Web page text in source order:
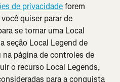
de privacidade forem
quiser parar de
se tornar uma Local
seção Local Legend de
página de controles de
o recurso Local Legends,
para a conquista